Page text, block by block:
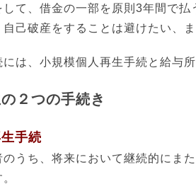
して、借金の一部を原則3年間で
自己破産をすることは避けたい、
は、小規模個人再生手続と給与
２つの手続き
手続
うち、将来において継続的にま